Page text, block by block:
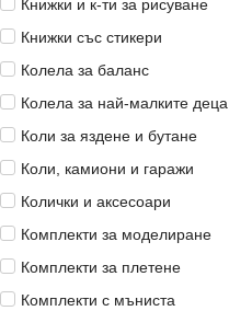
Книжки и к-ти за рисуване
Книжки със стикери
Колела за баланс
Колела за най-малките деца
Коли за яздене и бутане
Коли, камиони и гаражи
Колички и аксесоари
Комплекти за моделиране
Комплекти за плетене
Комплекти с мъниста